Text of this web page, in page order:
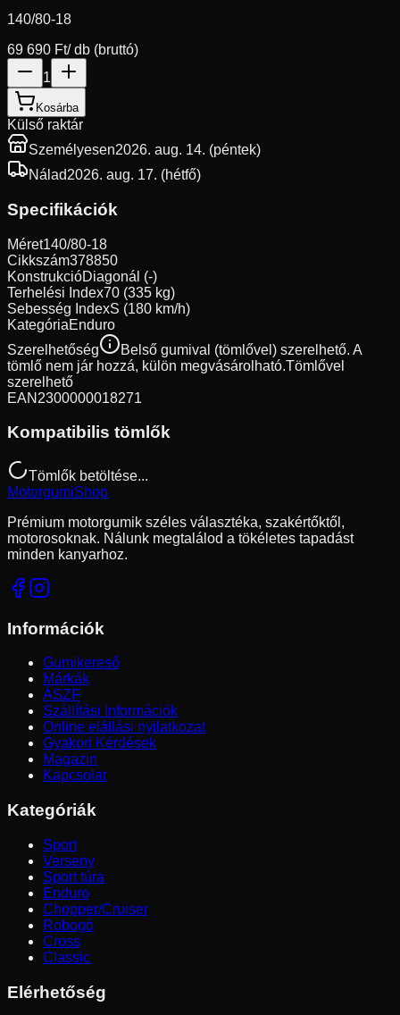
140/80-18
69 690 Ft/ db (bruttó)
1
Kosárba
Külső raktár
Személyesen2026. aug. 14. (péntek)
Nálad2026. aug. 17. (hétfő)
Specifikációk
Méret140/80-18
Cikkszám378850
KonstrukcióDiagonál (-)
Terhelési Index70 (335 kg)
Sebesség IndexS (180 km/h)
KategóriaEnduro
Szerelhetőség
Belső gumival (tömlővel) szerelhető. A
tömlő nem jár hozzá, külön megvásárolható.Tömlővel
szerelhető
EAN 2300000018271
Kompatibilis tömlők
Tömlők betöltése...
MotorgumiShop
Prémium motorgumik széles választéka, szakértőktől,
motorosoknak. Nálunk megtalálod a tökéletes tapadást
minden kanyarhoz.
Információk
Gumikereső
Márkák
ÁSZF
Szállítási Információk
Online elállási nyilatkozat
Gyakori Kérdések
Magazin
Kapcsolat
Kategóriák
Sport
Verseny
Sport túra
Enduro
Chopper/Cruiser
Robogó
Cross
Classic
Elérhetőség